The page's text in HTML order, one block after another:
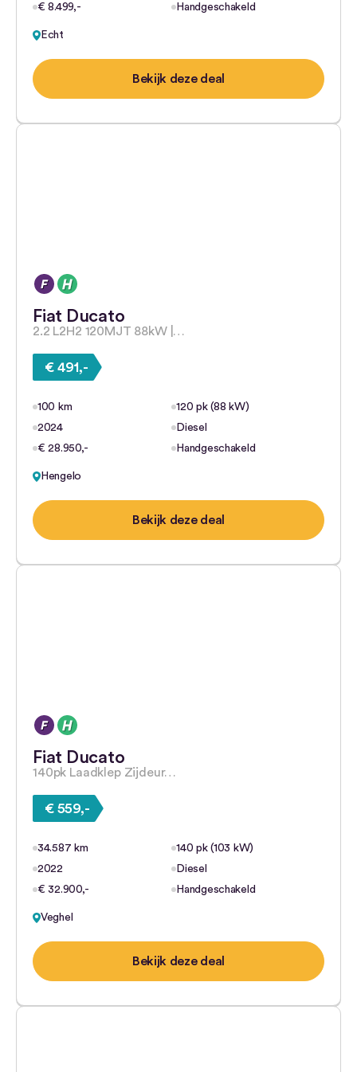
€ 8.499,-
Handgeschakeld
Echt
Bekijk deze deal
Fiat Ducato
2.2 L2H2 120MJT 88kW |…
€ 491,-
100 km
120 pk (88 kW)
2024
Diesel
€ 28.950,-
Handgeschakeld
Hengelo
Bekijk deze deal
Fiat Ducato
140pk Laadklep Zijdeur…
€ 559,-
34.587 km
140 pk (103 kW)
2022
Diesel
€ 32.900,-
Handgeschakeld
Veghel
Bekijk deze deal